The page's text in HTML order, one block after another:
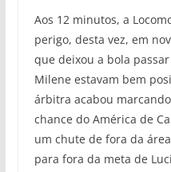
Aos 12 minutos, a
perigo, desta vez, em
que deixou a bola
Milene estavam bem
árbitra acabou
chance do América de
um chute de fora da
para fora da meta de